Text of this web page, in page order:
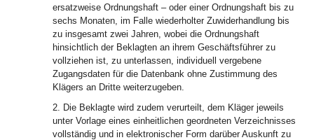
ersatzweise Ordnungshaft – oder einer Ordnungshaft bis zu
sechs Monaten, im Falle wiederholter Zuwiderhandlung bis
zu insgesamt zwei Jahren, wobei die Ordnungshaft
hinsichtlich der Beklagten an ihrem Geschäftsführer zu
vollziehen ist, zu unterlassen, individuell vergebene
Zugangsdaten für die Datenbank ohne Zustimmung des
Klägers an Dritte weiterzugeben.
2. Die Beklagte wird zudem verurteilt, dem Kläger jeweils
unter Vorlage eines einheitlichen geordneten Verzeichnisses
vollständig und in elektronischer Form darüber Auskunft zu